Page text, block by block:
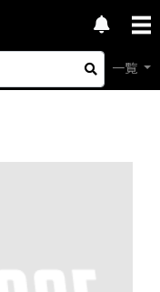
一覧